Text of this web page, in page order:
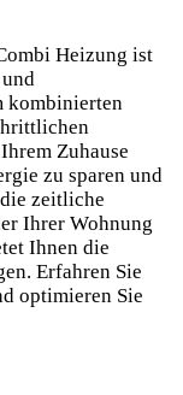
Heizung ist
kombinierten
Zuhause
zu sparen und
zeitliche
Ihrer Wohnung
Ihnen die
Erfahren Sie
optimieren Sie